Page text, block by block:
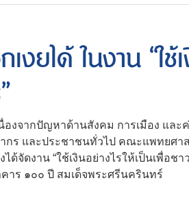
งยได้ ในงาน “ใช้
งจากปัญหาด้านสังคม การเมือง แล
กร และประชาชนทั่วไป คณะแพทยศา
จัดงาน “ใช้เงินอย่างไรให้เป็นเพื่อช
าร ๑๐๐ ปี สมเด็จพระศรีนครินทร์